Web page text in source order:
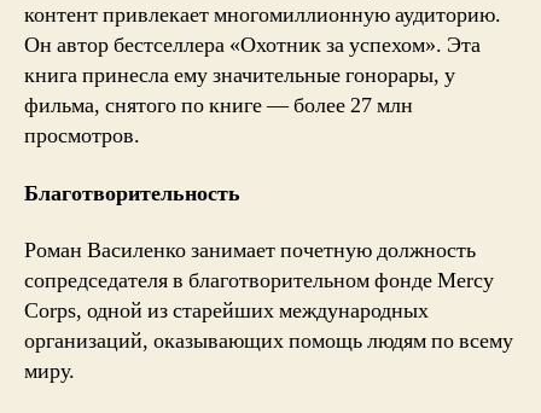
контент привлекает многомиллионную аудиторию.
Он автор бестселлера «Охотник за успехом». Эта
книга принесла ему значительные гонорары, у
фильма, снятого по книге — более 27 млн
просмотров.
Благотворительность
Роман Василенко занимает почетную должность
сопредседателя в благотворительном фонде Mercy
Corps, одной из старейших международных
организаций, оказывающих помощь людям по всему
миру.